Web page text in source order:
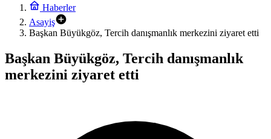
Haberler
Asayiş
Başkan Büyükgöz, Tercih danışmanlık merkezini ziyaret etti
Başkan Büyükgöz, Tercih danışmanlık
merkezini ziyaret etti